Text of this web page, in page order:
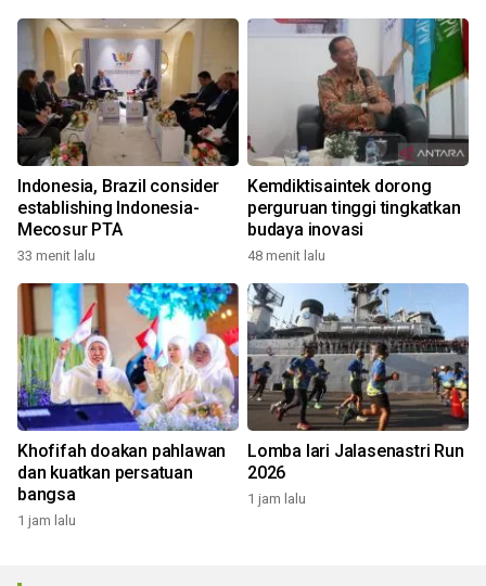
Indonesia, Brazil consider
establishing Indonesia-
Mecosur PTA
33 menit lalu
Kemdiktisaintek dorong
perguruan tinggi tingkatkan
budaya inovasi
48 menit lalu
Khofifah doakan pahlawan
dan kuatkan persatuan
bangsa
1 jam lalu
Lomba lari Jalasenastri Run
2026
1 jam lalu